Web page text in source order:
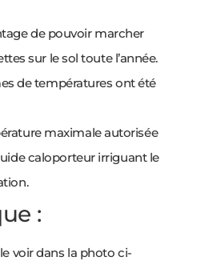
de pouvoir marcher
sur le sol toute l’année.
de températures ont été
maximale autorisée
caloporteur irriguant le
:
voir dans la photo ci-